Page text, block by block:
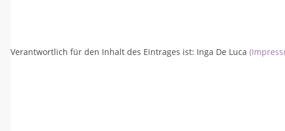
Verantwortlich für den Inhalt des Eintrages ist: Inga De Luca